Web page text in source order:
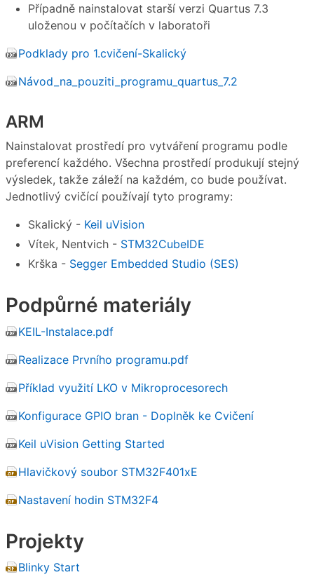
Případně nainstalovat starší verzi Quartus 7.3
uloženou v počítačích v laboratoři
Podklady pro 1.cvičení-Skalický
Návod_na_pouziti_programu_quartus_7.2
ARM
Nainstalovat prostředí pro vytváření programu podle
preferencí každého. Všechna prostředí produkují stejný
výsledek, takže záleží na každém, co bude používat.
Jednotlivý cvičící používají tyto programy:
Skalický - Keil uVision
Vítek, Nentvich - STM32CubeIDE
Krška - Segger Embedded Studio (SES)
Podpůrné materiály
KEIL-Instalace.pdf
Realizace Prvního programu.pdf
Příklad využití LKO v Mikroprocesorech
Konfigurace GPIO bran - Doplněk ke Cvičení
Keil uVision Getting Started
Hlavičkový soubor STM32F401xE
Nastavení hodin STM32F4
Projekty
Blinky Start